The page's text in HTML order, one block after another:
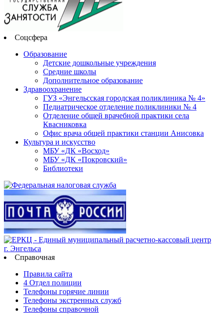
Соцсфера
Образование
Детские дошкольные учреждения
Средние школы
Дополнительное образование
Здравоохранение
ГУЗ «Энгельсская городская поликлиника № 4»
Педиатрическое отделение поликлиники № 4
Отделение общей врачебной практики села
Квасниковка
Офис врача общей практики станции Анисовка
Культура и искусство
МБУ «ДК «Восход»
МБУ «ДК «Покровский»
Библиотеки
Справочная
Правила сайта
4 Отдел полиции
Телефоны горячие линии
Телефоны экстренных служб
Телефоны справочной